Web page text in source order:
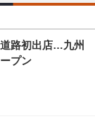
道路初出店…九州
プン